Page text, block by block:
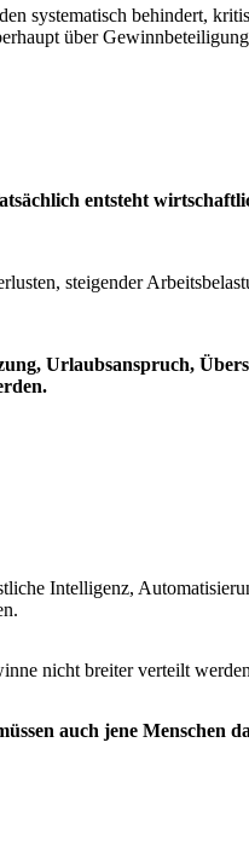
systematisch behindert,
über
entsteht
steigender
Urlaubsanspruch,
Intelligenz,
nicht breiter verteilt
auch jene Menschen